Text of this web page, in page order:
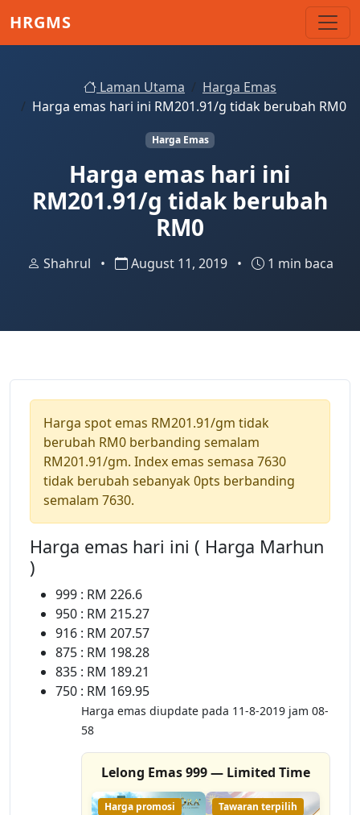
HRGMS
Laman Utama
Harga Emas
Harga emas hari ini RM201.91/g tidak berubah RM0
Harga Emas
Harga emas hari ini
RM201.91/g tidak berubah
RM0
Shahrul • August 11, 2019 • 1 min baca
Harga spot emas RM201.91/gm tidak
berubah RM0 berbanding semalam
RM201.91/gm. Index emas semasa 7630
tidak berubah sebanyak 0pts berbanding
semalam 7630.
Harga emas hari ini ( Harga Marhun
)
999 : RM 226.6
950 : RM 215.27
916 : RM 207.57
875 : RM 198.28
835 : RM 189.21
750 : RM 169.95
Harga emas diupdate pada 11-8-2019 jam 08-
58
Lelong Emas 999 — Limited Time
Harga promosi Tawaran terpilih